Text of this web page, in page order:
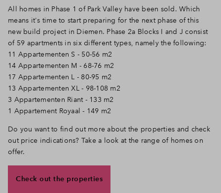
All homes in Phase 1 of Park Valley have been sold. Which
means it's time to start preparing for the next phase of this
new build project in Diemen. Phase 2a Blocks I and J consist
of 59 apartments in six different types, namely the following:
11 Appartementen S - 50-56 m2
14 Appartementen M - 68-76 m2
17 Appartementen L - 80-95 m2
13 Appartementen XL - 98-108 m2
3 Appartementen Riant - 133 m2
1 Appartement Royaal - 149 m2
Do you want to find out more about the properties and check
out price indications? Take a look at the range of homes on
offer.
Check out the properties